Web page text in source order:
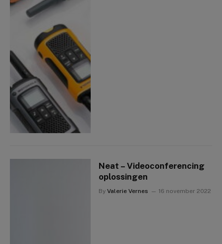
Neat – Videoconferencing
oplossingen
By Valerie Vernes 16 november 2022